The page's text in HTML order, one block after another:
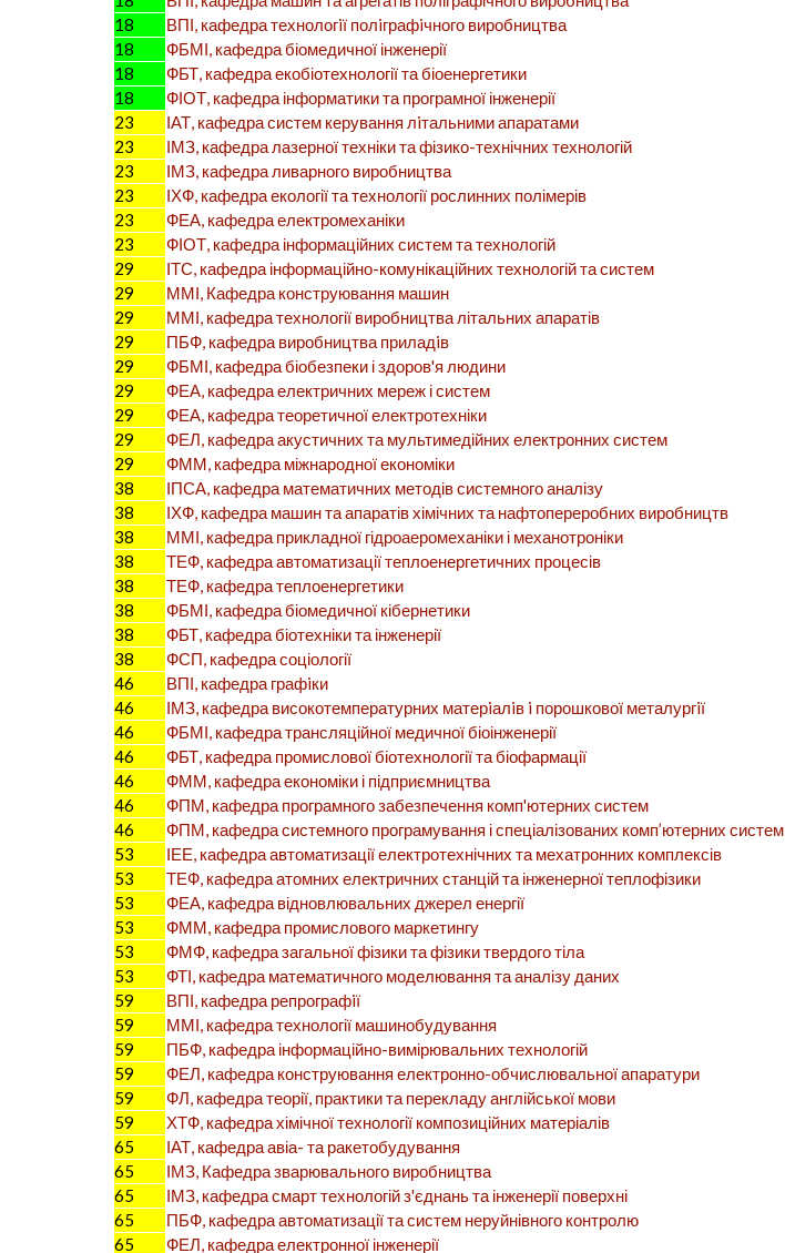
18
ВПІ, кафедра технологiї полiграфiчного виробництва
18
ФБМІ, кафедра біомедичної інженерії
18
ФБТ, кафедра екобіотехнології та біоенергетики
18
ФІОТ, кафедра інформатики та програмної інженерії
23
ІАТ, кафедра систем керування лiтальними апаратами
23
ІМЗ, кафедра лазерної техніки та фізико-технічних технологій
23
ІМЗ, кафедра ливарного виробництва
23
ІХФ, кафедра екології та технології рослинних полімерів
23
ФЕА, кафедра електромеханіки
23
ФІОТ, кафедра інформаційних систем та технологій
29
ІТС, кафедра інформаційно-комунікаційних технологій та систем
29
ММІ, Кафедра конструювання машин
29
ММІ, кафедра технології виробництва літальних апаратів
29
ПБФ, кафедра виробництва приладiв
29
ФБМІ, кафедра біобезпеки і здоров'я людини
29
ФЕА, кафедра електричних мереж і систем
29
ФЕА, кафедра теоретичної електротехніки
29
ФЕЛ, кафедра акустичних та мультимедійних електронних систем
29
ФММ, кафедра міжнародної економіки
38
ІПСА, кафедра математичних методів системного аналізу
38
ІХФ, кафедра машин та апаратів хімічних та нафтопереробних виробництв
38
ММІ, кафедра прикладної гідроаеромеханіки і механотроніки
38
ТЕФ, кафедра автоматизації теплоенергетичних процесів
38
ТЕФ, кафедра теплоенергетики
38
ФБМІ, кафедра біомедичної кібернетики
38
ФБТ, кафедра біотехніки та інженерії
38
ФСП, кафедра соціології
46
ВПІ, кафедра графiки
46
ІМЗ, кафедра високотемпературних матерiалiв i порошкової металургiї
46
ФБМІ, кафедра трансляційної медичної біоінженерії
46
ФБТ, кафедра промислової біотехнології та біофармації
46
ФММ, кафедра економіки і підприємництва
46
ФПМ, кафедра програмного забезпечення комп'ютерних систем
46
ФПМ, кафедра системного програмування і спеціалізованих комп’ютерних систем
53
ІЕЕ, кафедра автоматизації електротехнічних та мехатронних комплексів
53
ТЕФ, кафедра атомних електричних станцій та інженерної теплофізики
53
ФЕА, кафедра відновлювальних джерел енергії
53
ФММ, кафедра промислового маркетингу
53
ФМФ, кафедра загальної фізики та фізики твердого тіла
53
ФТІ, кафедра математичного моделювання та аналізу даних
59
ВПІ, кафедра репрографiї
59
ММІ, кафедра технології машинобудування
59
ПБФ, кафедра інформаційно-вимірювальних технологій
59
ФЕЛ, кафедра конструювання електронно-обчислювальної апаратури
59
ФЛ, кафедра теорії, практики та перекладу англійської мови
59
ХТФ, кафедра хімічної технології композиційних матеріалів
65
ІАТ, кафедра авіа- та ракетобудування
65
ІМЗ, Кафедра зварювального виробництва
65
ІМЗ, кафедра смарт технологій з'єднань та інженерії поверхні
65
ПБФ, кафедра автоматизації та систем неруйнівного контролю
65
ФЕЛ, кафедра електронної інженерії